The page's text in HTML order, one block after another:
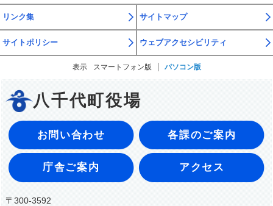
リンク集 サイトマップ
サイトポリシー ウェブアクセシビリティ
表示 スマートフォン版 パソコン版
八千代町役場
お問い合わせ 各課のご案内
庁舎ご案内 アクセス
〒300-3592